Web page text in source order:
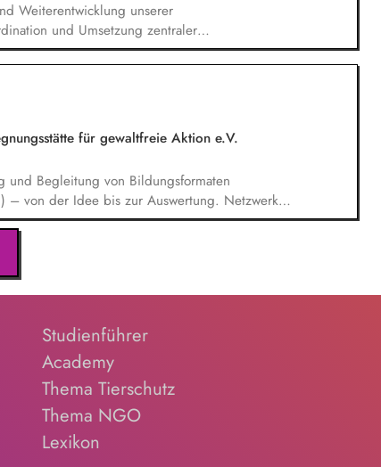
Weiterentwicklung unserer
und Umsetzung zentraler
Aktionen). Aufbau, Pflege und
und Großspender:innen‑Beziehungen.
Mittelabrufe und Fristenkontrolle.
Finanzmonitoring.
für gewaltfreie Aktion e.V.
und Begleitung von Bildungsformaten
– von der Idee bis zur Auswertung. Netzwerk &
Partnern im In- und Ausland, Mitarbeit in
Qualitätsmanagement: Sicherstellung hoher
Reflexion über Machtverhältnisse und
Öffentlichkeitsarbeit: Weiterentwicklung der
Zielgruppen.
Studienführer
Academy
Thema Tierschutz
Thema NGO
Lexikon